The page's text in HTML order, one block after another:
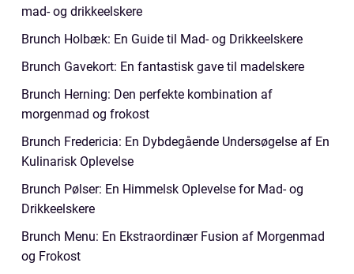
mad- og drikkeelskere
Brunch Holbæk: En Guide til Mad- og Drikkeelskere
Brunch Gavekort: En fantastisk gave til madelskere
Brunch Herning: Den perfekte kombination af
morgenmad og frokost
Brunch Fredericia: En Dybdegående Undersøgelse af En
Kulinarisk Oplevelse
Brunch Pølser: En Himmelsk Oplevelse for Mad- og
Drikkeelskere
Brunch Menu: En Ekstraordinær Fusion af Morgenmad
og Frokost